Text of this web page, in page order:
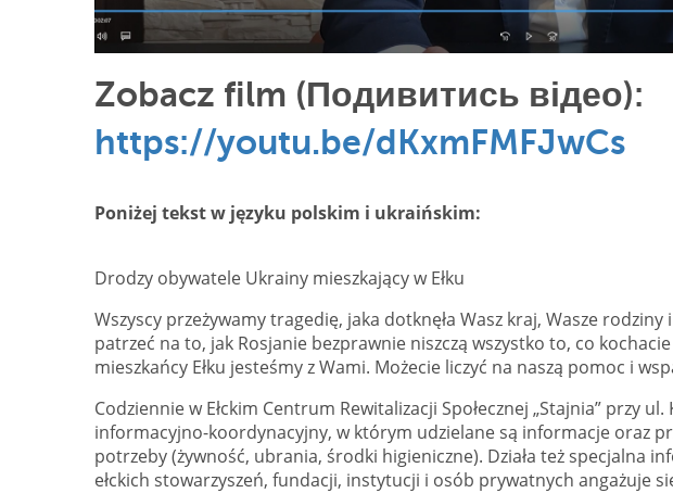
Zobacz film (Подивитись відео):
https://youtu.be/dKxmFMFJwCs
Poniżej tekst w języku polskim i ukraińskim:
Drodzy obywatele Ukrainy mieszkający w Ełku
Wszyscy przeżywamy tragedię, jaka dotknęła Wasz kraj, Wasze
patrzeć na to, jak Rosjanie bezprawnie niszczą wszystko to, co
mieszkańcy Ełku jesteśmy z Wami. Możecie liczyć na naszą pomoc i
Codziennie w Ełckim Centrum Rewitalizacji Społecznej „Stajnia” przy
informacyjno-koordynacyjny, w którym udzielane są informacje oraz
potrzeby (żywność, ubrania, środki higieniczne). Działa też specjalna
ełckich stowarzyszeń, fundacji, instytucji i osób prywatnych angażuje